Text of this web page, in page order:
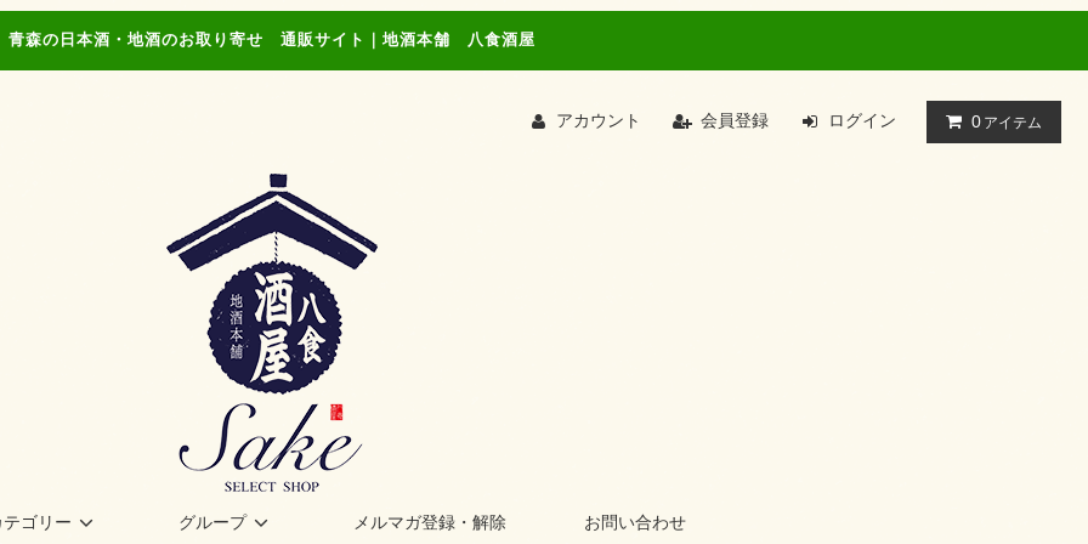
青森の日本酒・地酒のお取り寄せ 通販サイト｜地酒本舗 八食酒屋
アカウント 会員登録 ログイン 0 アイテム
テゴリー グループ メルマガ登録・解除 お問い合わせ